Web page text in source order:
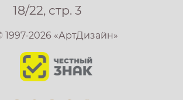
18/22, стр. 3
1997-2026 «АртДизайн»